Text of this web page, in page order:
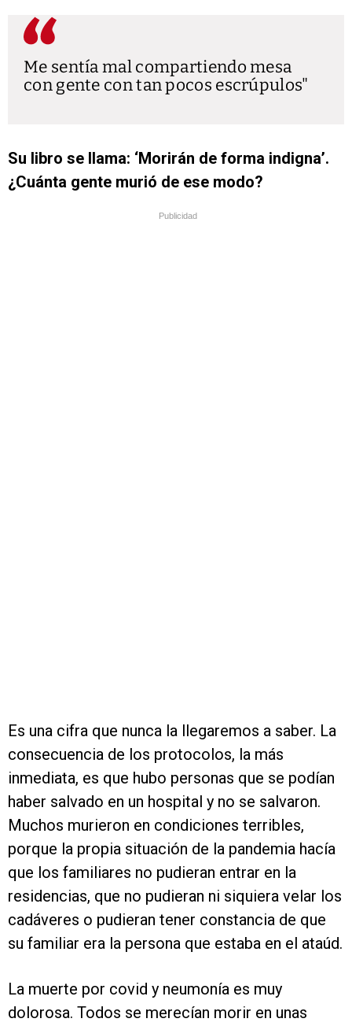
Me sentía mal compartiendo mesa
con gente con tan pocos escrúpulos
Su libro se llama: ‘Morirán de forma indigna’.
¿Cuánta gente murió de ese modo?
Publicidad
Es una cifra que nunca la llegaremos a saber. La
consecuencia de los protocolos, la más
inmediata, es que hubo personas que se podían
haber salvado en un hospital y no se salvaron.
Muchos murieron en condiciones terribles,
porque la propia situación de la pandemia hacía
que los familiares no pudieran entrar en la
residencias, que no pudieran ni siquiera velar los
cadáveres o pudieran tener constancia de que
su familiar era la persona que estaba en el ataúd.
La muerte por covid y neumonía es muy
dolorosa. Todos se merecían morir en unas